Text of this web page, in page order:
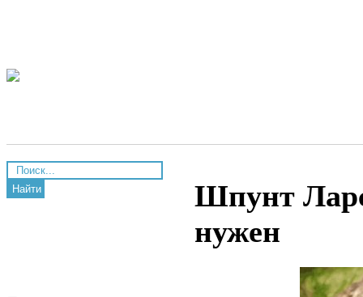
Найти
Шпунт
нужен